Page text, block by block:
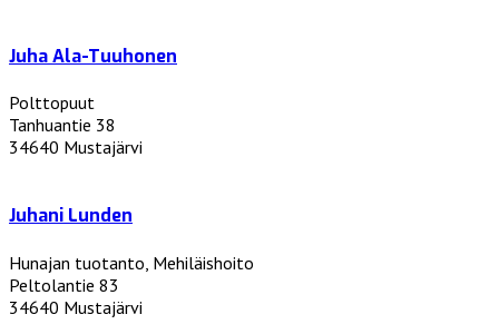
Juha Ala-Tuuhonen
Polttopuut
Tanhuantie 38
34640 Mustajärvi
Juhani Lunden
Hunajan tuotanto, Mehiläishoito
Peltolantie 83
34640 Mustajärvi